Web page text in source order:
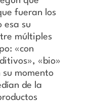
fueran los
esa su
múltiples
«con
«bio»
momento
de la